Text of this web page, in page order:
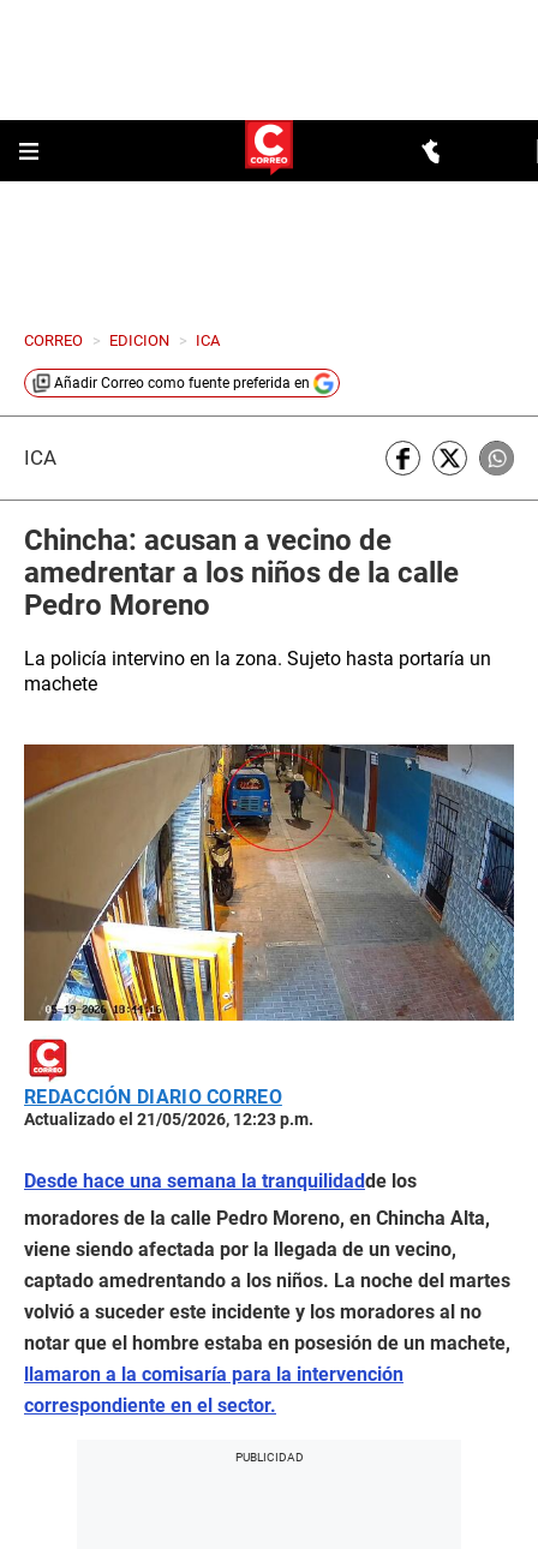
CORREO > EDICION > ICA
Añadir Correo como fuente preferida en
ICA
Chincha: acusan a vecino de
amedrentar a los niños de la calle
Pedro Moreno
La policía intervino en la zona. Sujeto hasta portaría un
machete
REDACCIÓN DIARIO CORREO
Actualizado el 21/05/2026, 12:23 p.m.
Desde hace una semana la tranquilidadde los
moradores de la calle Pedro Moreno, en Chincha Alta,
viene siendo afectada por la llegada de un vecino,
captado amedrentando a los niños. La noche del martes
volvió a suceder este incidente y los moradores al no
notar que el hombre estaba en posesión de un machete,
llamaron a la comisaría para la intervención
correspondiente en el sector.